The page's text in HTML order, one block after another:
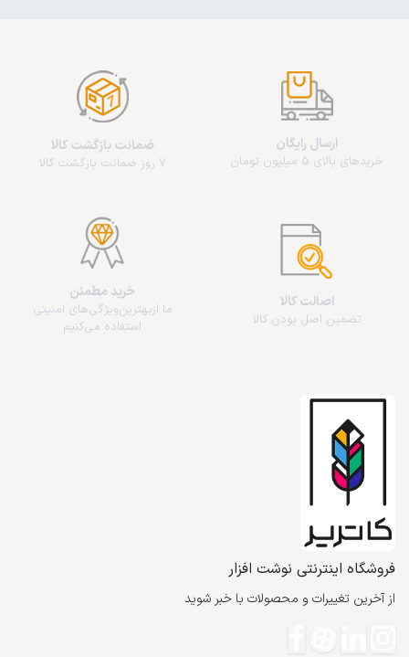
ارسال رایگان
خریدهای بالای 5 میلیون تومان
ضمانت بازگشت کالا
7 روز ضمانت بازگشت کالا
اصالت کالا
تضمین اصل بودن کالا
خرید مطمئن
ما از‌بهترین‌ویژگی‌های امنیتی
استفاده می‌کنیم
فروشگاه اینترنتی نوشت افزار
از آخرین تغییرات و محصولات با خبر شوید